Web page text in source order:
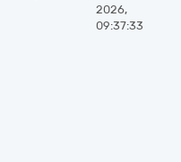
2026,
09:37:33